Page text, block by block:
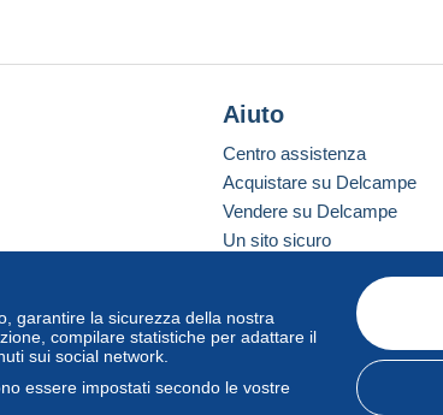
garantire la sicurezza della nostra
compilare statistiche per adattare il
sui social network.
essere impostati secondo le vostre
Aiuto
Centro assistenza
Acquistare su Delcampe
Vendere su Delcampe
Un sito sicuro